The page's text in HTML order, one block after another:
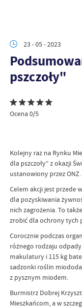
23 - 05 - 2023
pszczoły"
Ocena 0/5
Kolejny raz na Rynku
dla pszczoły” z okazji
ustanowiony przez ONZ.
Celem akcji jest przede
dla pozyskiwania
nich zagrożenia. To
zrobić dla ochrony tych
Corocznie podczas
różnego rodzaju
makulatury i 115 kg
sadzonki roślin
z pysznym miodem.
Burmistrz Dobrej
Mieszkańcom, a w